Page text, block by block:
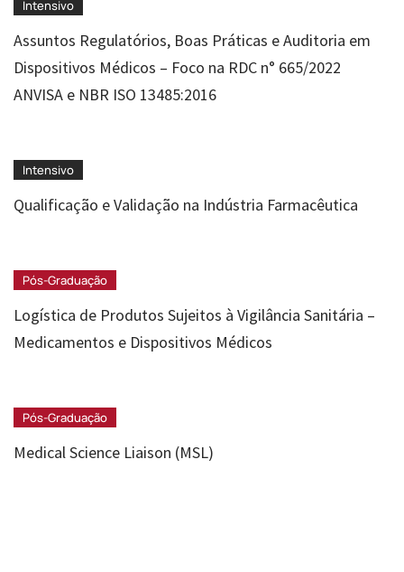
Intensivo
Assuntos Regulatórios, Boas Práticas e Auditoria em
Dispositivos Médicos – Foco na RDC n° 665/2022
ANVISA e NBR ISO 13485:2016
Intensivo
Qualificação e Validação na Indústria Farmacêutica
Pós-Graduação
Logística de Produtos Sujeitos à Vigilância Sanitária –
Medicamentos e Dispositivos Médicos
Pós-Graduação
Medical Science Liaison (MSL)